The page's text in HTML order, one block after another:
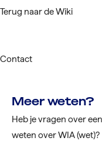
Terug naar de Wiki
Contact
Meer weten?
Heb je vragen over
weten over WIA (wet)?